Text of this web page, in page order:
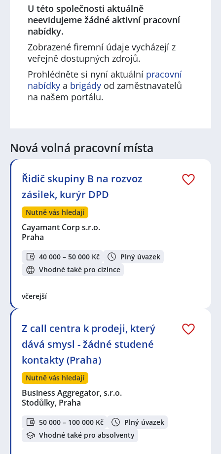
U této společnosti aktuálně
neevidujeme žádné aktivní pracovní
nabídky.
Zobrazené firemní údaje vycházejí z
veřejně dostupných zdrojů.
Prohlédněte si nyní aktuální pracovní
nabídky a brigády od zaměstnavatelů
na našem portálu.
Nová volná pracovní místa
Řidič skupiny B na rozvoz
zásilek, kurýr DPD
Nutně vás hledají
Cayamant Corp s.r.o.
Praha
40 000 – 50 000 Kč
Plný úvazek
Vhodné také pro cizince
včerejší
Z call centra k prodeji, který
dává smysl - žádné studené
kontakty (Praha)
Nutně vás hledají
Business Aggregator, s.r.o.
Stodůlky, Praha
50 000 – 100 000 Kč
Plný úvazek
Vhodné také pro absolventy